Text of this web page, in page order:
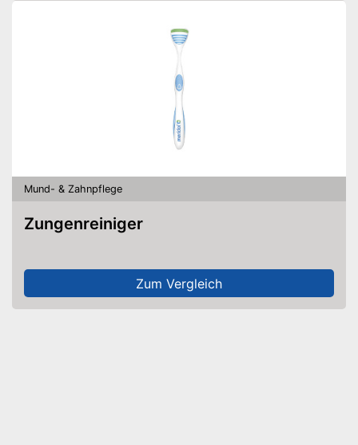
Mund- & Zahnpflege
Zungenreiniger
Zum Vergleich